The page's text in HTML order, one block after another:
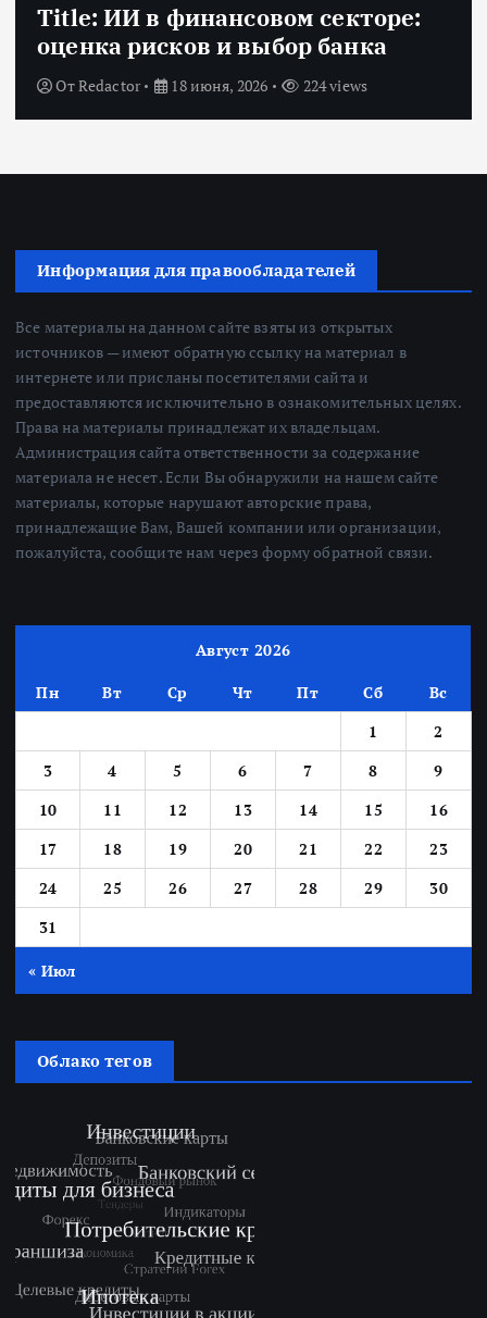
Title: ИИ в финансовом секторе:
оценка рисков и выбор банка
ОтRedactor 18 июня, 2026 224 views
Информация для правообладателей
Все материалы на данном сайте взяты из открытых
источников — имеют обратную ссылку на материал в
интернете или присланы посетителями сайта и
предоставляются исключительно в ознакомительных целях.
Права на материалы принадлежат их владельцам.
Администрация сайта ответственности за содержание
материала не несет. Если Вы обнаружили на нашем сайте
материалы, которые нарушают авторские права,
принадлежащие Вам, Вашей компании или организации,
пожалуйста, сообщите нам через форму обратной связи.
Август 2026
Пн Вт Ср Чт Пт Сб
Вс
1
2
3
4 5 6 7 8
9
10
11 12 13 14 15
16
17
18 19 20 21 22
23
24
25 26 27 28 29
30
31
« Июл
Облако тегов